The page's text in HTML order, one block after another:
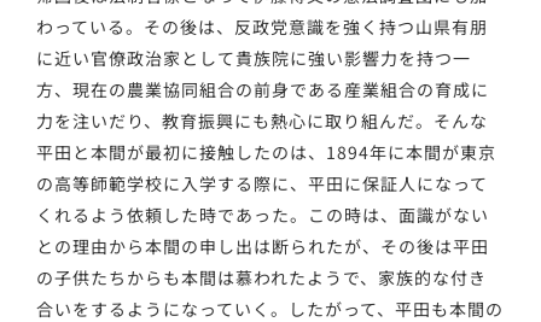
わっている。その後は、反政党意識を強く持つ山県有朋
に近い官僚政治家として貴族院に強い影響力を持つ一
方、現在の農業協同組合の前身である産業組合の育成に
力を注いだり、教育振興にも熱心に取り組んだ。そんな
平田と本間が最初に接触したのは、1894年に本間が東京
の高等師範学校に入学する際に、平田に保証人になって
くれるよう依頼した時であった。この時は、面識がない
との理由から本間の申し出は断られたが、その後は平田
の子供たちからも本間は慕われたようで、家族的な付き
合いをするようになっていく。したがって、平田も本間の